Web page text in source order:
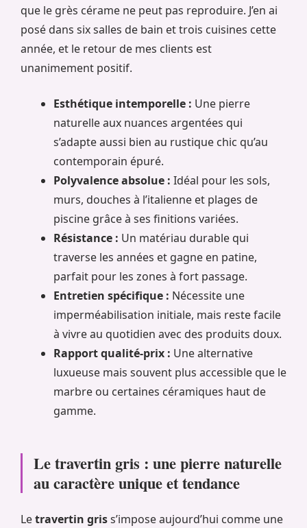
que le grès cérame ne peut pas reproduire. J’en ai
posé dans six salles de bain et trois cuisines cette
année, et le retour de mes clients est
unanimement positif.
Esthétique intemporelle : Une pierre
naturelle aux nuances argentées qui
s’adapte aussi bien au rustique chic qu’au
contemporain épuré.
Polyvalence absolue : Idéal pour les sols,
murs, douches à l’italienne et plages de
piscine grâce à ses finitions variées.
Résistance : Un matériau durable qui
traverse les années et gagne en patine,
parfait pour les zones à fort passage.
Entretien spécifique : Nécessite une
imperméabilisation initiale, mais reste facile
à vivre au quotidien avec des produits doux.
Rapport qualité-prix : Une alternative
luxueuse mais souvent plus accessible que le
marbre ou certaines céramiques haut de
gamme.
Le travertin gris : une pierre naturelle
au caractère unique et tendance
Letravertin griss’impose aujourd’hui comme une